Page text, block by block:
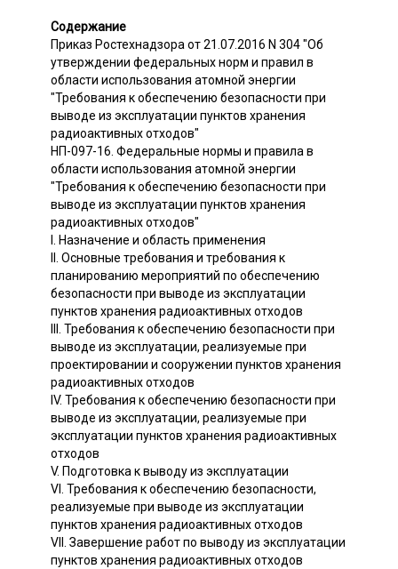
Содержание
Приказ Ростехнадзора от 21.07.2016 N 304 "Об
утверждении федеральных норм и правил в
области использования атомной энергии
"Требования к обеспечению безопасности при
выводе из эксплуатации пунктов хранения
радиоактивных отходов"
НП-097-16. Федеральные нормы и правила в
области использования атомной энергии
"Требования к обеспечению безопасности при
выводе из эксплуатации пунктов хранения
радиоактивных отходов"
I. Назначение и область применения
II. Основные требования и требования к
планированию мероприятий по обеспечению
безопасности при выводе из эксплуатации
пунктов хранения радиоактивных отходов
III. Требования к обеспечению безопасности при
выводе из эксплуатации, реализуемые при
проектировании и сооружении пунктов хранения
радиоактивных отходов
IV. Требования к обеспечению безопасности при
выводе из эксплуатации, реализуемые при
эксплуатации пунктов хранения радиоактивных
отходов
V. Подготовка к выводу из эксплуатации
VI. Требования к обеспечению безопасности,
реализуемые при выводе из эксплуатации
пунктов хранения радиоактивных отходов
VII. Завершение работ по выводу из эксплуатации
пунктов хранения радиоактивных отходов